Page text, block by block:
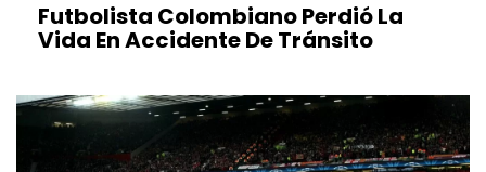
Futbolista Colombiano Perdió La
Vida En Accidente De Tránsito